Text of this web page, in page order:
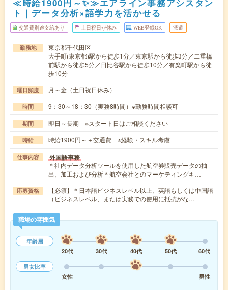
≪時給1900円～✨≫エアライン事務アシスタン
ト｜データ分析×語学力を活かせる
交通費別途支給あり 土日祝日が休み WEB登録OK 派遣
勤務地
東京都千代田区
大手町(東京都)駅から徒歩1分／東京駅から徒歩3分／二重橋
前駅から徒歩5分／日比谷駅から徒歩10分／有楽町駅から徒
歩10分
曜日頻度 月～金（土日祝日休み）
時間 9：30～18：30（実務8時間）※勤務時間相談可
期間 即日～長期 ※スタート日はご相談ください
時給 時給1900円～＋交通費 ※経験・スキル考慮
仕事内容 外国語事務
＊社内データ分析ツールを使用した航空券販売データの抽
出、加工および分析＊航空会社とのマーケティングキ…
応募資格
【必須】＊日本語ビジネスレベル以上、英語もしくは中国語
（ビジネスレベル、または実務での使用に抵抗がな…
職場の雰囲気
年齢層
20代
30代 40代 50代
60代
男女比率
女性
男性